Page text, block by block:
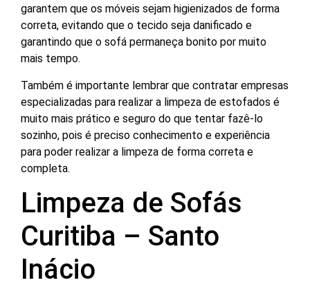
garantem que os móveis sejam higienizados de forma
correta, evitando que o tecido seja danificado e
garantindo que o sofá permaneça bonito por muito
mais tempo.
Também é importante lembrar que contratar empresas
especializadas para realizar a limpeza de estofados é
muito mais prático e seguro do que tentar fazê-lo
sozinho, pois é preciso conhecimento e experiência
para poder realizar a limpeza de forma correta e
completa.
Limpeza de Sofás
Curitiba – Santo
Inácio